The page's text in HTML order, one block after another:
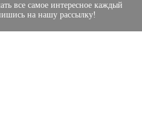
все самое интересное каждый
на нашу рассылку!